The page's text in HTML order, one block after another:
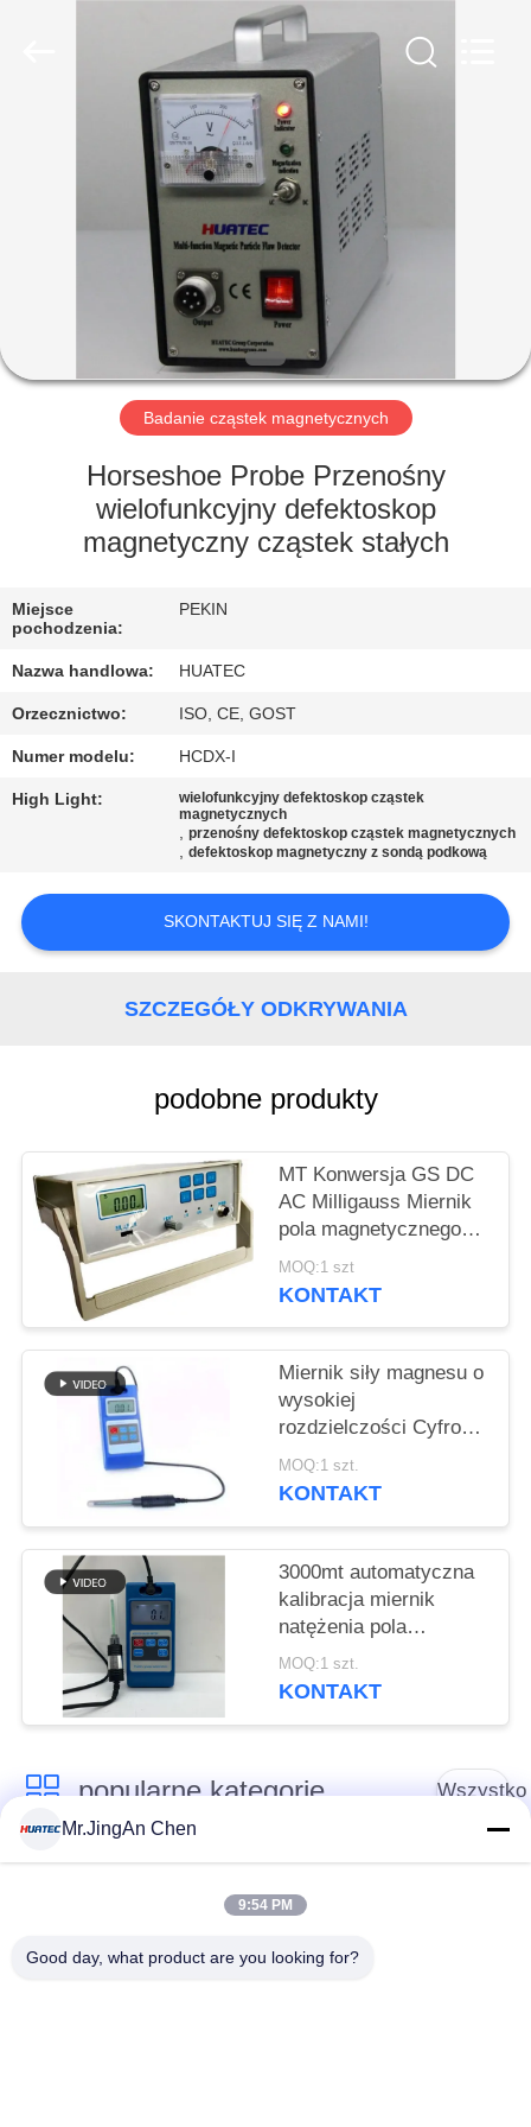
PRODUKTY
WYCIECZKA
FABRYCE
KONTROLA
SKONTAKTUJ
NAMI
POPROSIĆ
O
WYCENĘ
SITEMAP
Badanie cząstek magnetycznych
Horseshoe Probe Przenośny
wielofunkcyjny defektoskop
magnetyczny cząstek stałych
Miejsce
pochodzenia:
PEKIN
Nazwa handlowa: HUATEC
Orzecznictwo: ISO, CE, GOST
Numer modelu: HCDX-I
High Light:
wielofunkcyjny defektoskop cząstek
magnetycznych
,przenośny defektoskop cząstek magnetycznych
,defektoskop magnetyczny z sondą podkową
SKONTAKTUJ SIĘ Z NAMI!
SZCZEGÓŁY ODKRYWANIA
podobne produkty
MT Konwersja GS DC
AC Milligauss Miernik
pola magnetycznego
Typ biurkowy Precyzja
HGS-20C
MOQ:1 szt
KONTAKT
Miernik siły magnesu o
wysokiej
rozdzielczości Cyfrowy
Ac Dc
MOQ:1 szt.
KONTAKT
3000mt automatyczna
kalibracja miernik
natężenia pola
magnetycznego
cyfrowy efekt halla
MOQ:1 szt.
KONTAKT
popularne kategorie Wszystko
Defektoskop
Grubościomierz
ultradźwiękowy
Wskaźnik grubości
Przenośny tester
Mr.JingAn Chen
9:54 PM
Good day, what product are you looking for?